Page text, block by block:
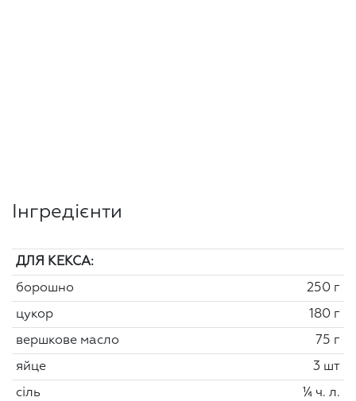
Інгредієнти
ДЛЯ КЕКСА:
борошно 250 г
цукор 180 г
вершкове масло 75 г
яйце 3 шт
сіль ¼ ч. л.